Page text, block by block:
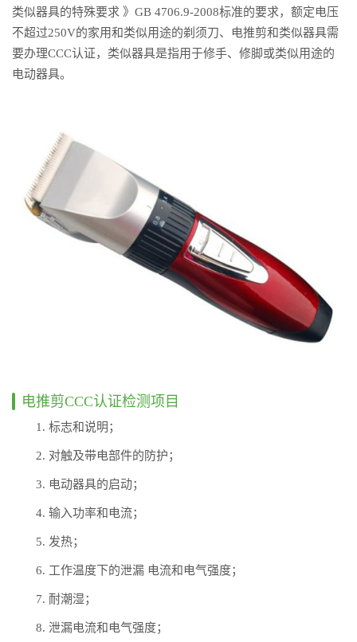
类似器具的特殊要求 》GB 4706.9-2008标准的要求，额定电压
不超过250V的家用和类似用途的剃须刀、电推剪和类似器具需
要办理CCC认证，类似器具是指用于修手、修脚或类似用途的
电动器具。
电推剪CCC认证检测项目
1. 标志和说明；
2. 对触及带电部件的防护；
3. 电动器具的启动；
4. 输入功率和电流；
5. 发热；
6. 工作温度下的泄漏 电流和电气强度；
7. 耐潮湿；
8. 泄漏电流和电气强度；